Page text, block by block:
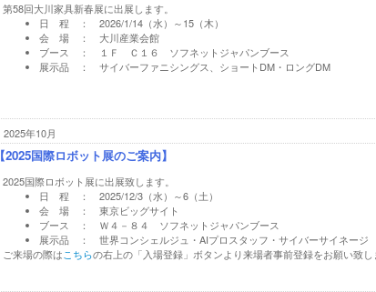
第58回大川家具新春展に出展します。
日 程 ： 2026/1/14（水）～15（木）
会 場 ： 大川産業会館
ブース ： １Ｆ Ｃ１６ ソフネットジャパンブース
展示品 ： サイバーファニシングス、ショートDM・ロングDM
2025年10月
【2025国際ロボット展のご案内】
2025国際ロボット展に出展致します。
日 程 ： 2025/12/3（水）～6（土）
会 場 ： 東京ビッグサイト
ブース ： Ｗ４－８４ ソフネットジャパンブース
展示品 ： 世界コンシェルジュ・AIプロスタッフ・サイバーサイネージ
ご来場の際はこちらの右上の「入場登録」ボタンより来場者事前登録をお願い致し